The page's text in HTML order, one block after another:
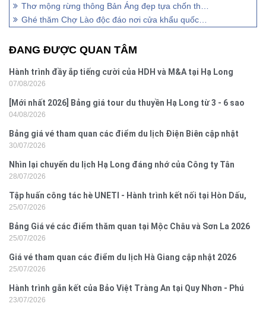
Thơ mộng rừng thông Bản Áng đẹp tựa chốn thần tiên
Ghé thăm Chợ Lào độc đáo nơi cửa khẩu quốc tế Lóng Sập
ĐANG ĐƯỢC QUAN TÂM
Hành trình đầy ắp tiếng cười của HDH và M&A tại Hạ Long
07/08/2026
[Mới nhất 2026] Bảng giá tour du thuyền Hạ Long từ 3 - 6 sao
04/08/2026
Bảng giá vé tham quan các điểm du lịch Điện Biên cập nhật
2026
30/07/2026
Nhìn lại chuyến du lịch Hạ Long đáng nhớ của Công ty Tân
Hưng 2026
28/07/2026
Tập huấn công tác hè UNETI - Hành trình kết nối tại Hòn Dấu,
Đồ Sơn
25/07/2026
Bảng Giá vé các điểm thăm quan tại Mộc Châu và Sơn La 2026
25/07/2026
Giá vé tham quan các điểm du lịch Hà Giang cập nhật 2026
25/07/2026
Hành trình gắn kết của Bảo Việt Tràng An tại Quy Nhơn - Phú
Yên
23/07/2026